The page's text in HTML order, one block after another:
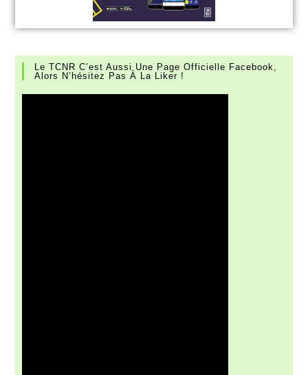
Le TCNR C’est Aussi Une Page Officielle Facebook,
Alors N’hésitez Pas À La Liker !